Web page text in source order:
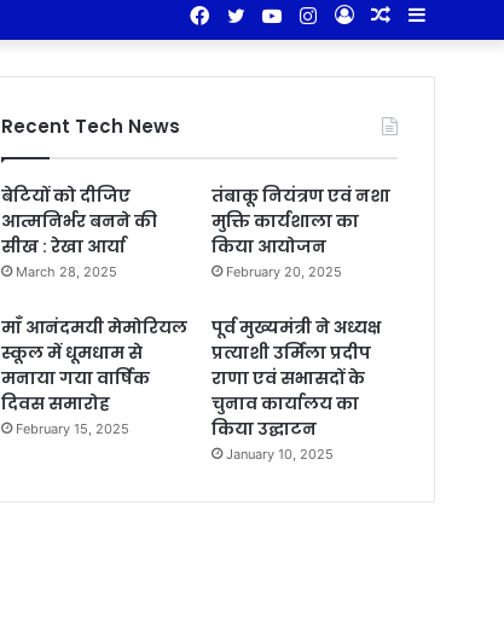
for
Sidebar
Random
Log
Instagram
YouTube
Twitter
Facebook
Recent Tech News
बेटियों को दीजिए
आत्मनिर्भर बनने की
सीख : रेखा आर्या
March 28, 2025
तंबाकू नियंत्रण एवं नशा
मुक्ति कार्यशाला का
किया आयोजन
February 20, 2025
माँ आनंदमयी मेमोरियल
स्कूल में धूमधाम से
मनाया गया वार्षिक
दिवस समारोह
February 15, 2025
पूर्व मुख्यमंत्री ने अध्यक्ष
प्रत्याशी उर्मिला प्रदीप
राणा एवं सभासदों के
चुनाव कार्यालय का
किया उद्घाटन
January 10, 2025